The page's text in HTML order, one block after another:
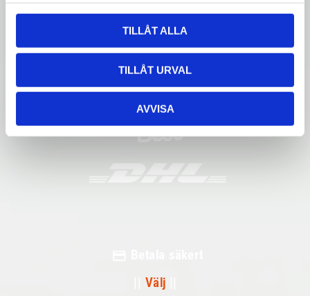
TILLÅT ALLA
TILLÅT URVAL
AVVISA
Välj